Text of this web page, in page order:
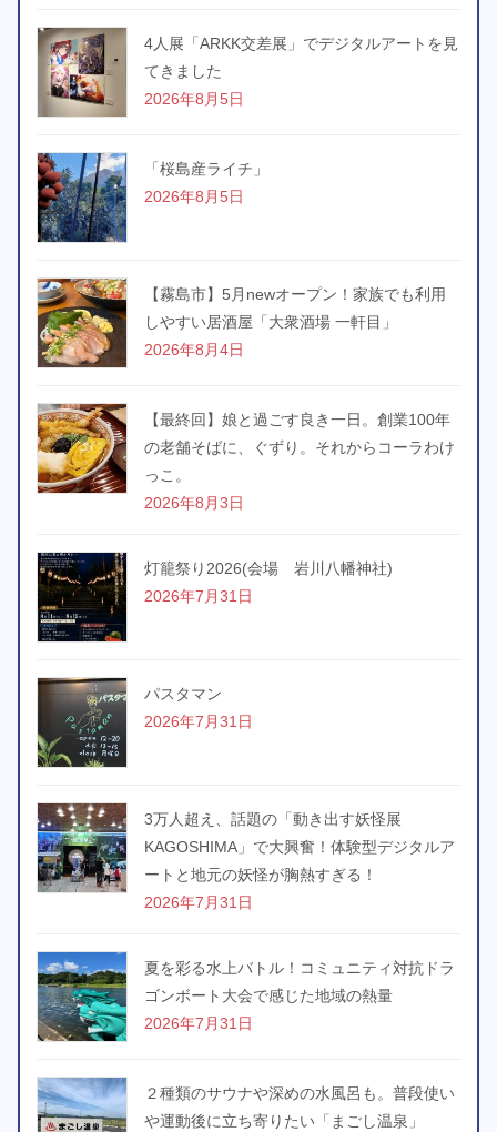
4人展「ARKK交差展」でデジタルアートを見
てきました
2026年8月5日
「桜島産ライチ」
2026年8月5日
【霧島市】5月newオープン！家族でも利用
しやすい居酒屋「大衆酒場 一軒目」
2026年8月4日
【最終回】娘と過ごす良き一日。創業100年
の老舗そばに、ぐずり。それからコーラわけ
っこ。
2026年8月3日
灯籠祭り2026(会場 岩川八幡神社)
2026年7月31日
パスタマン
2026年7月31日
3万人超え、話題の「動き出す妖怪展
KAGOSHIMA」で大興奮！体験型デジタルア
ートと地元の妖怪が胸熱すぎる！
2026年7月31日
夏を彩る水上バトル！コミュニティ対抗ドラ
ゴンボート大会で感じた地域の熱量
2026年7月31日
２種類のサウナや深めの水風呂も。普段使い
や運動後に立ち寄りたい「まごし温泉」